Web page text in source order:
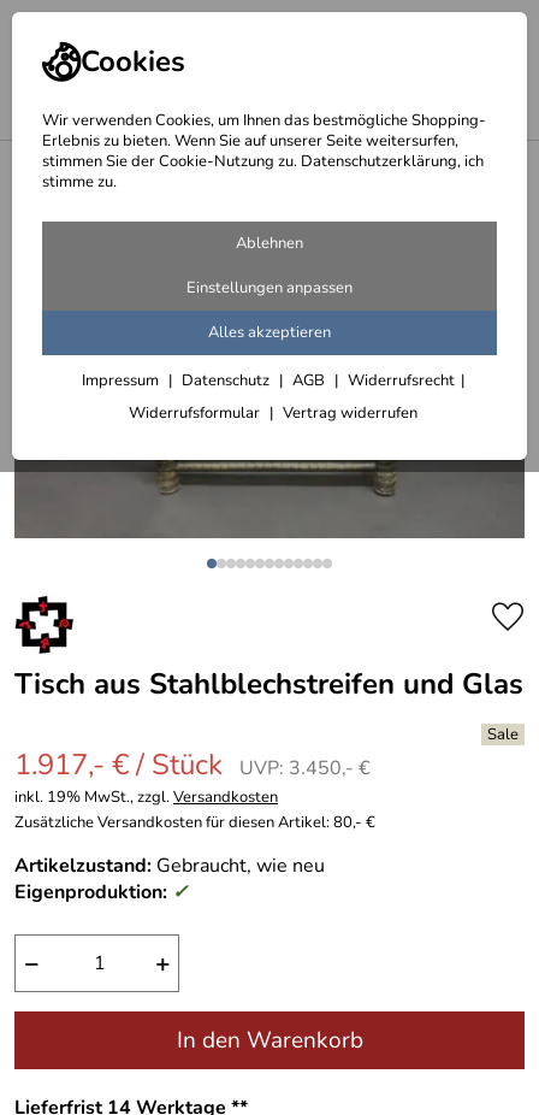
Cookies
Wir verwenden Cookies, um Ihnen das bestmögliche Shopping-
Erlebnis zu bieten. Wenn Sie auf unserer Seite weitersurfen,
stimmen Sie der Cookie-Nutzung zu. Datenschutzerklärung, ich
stimme zu.
Ablehnen
Einstellungen anpassen
Alles akzeptieren
Impressum Datenschutz AGB
Widerrufsrecht
Widerrufsformular
Vertrag widerrufen
Möbel - Top Deal
Tisch aus Stahlblechstreifen und Glas
1.917,- € / Stück UVP: 3.450,- €
inkl. 19% MwSt., zzgl.Versandkosten
Zusätzliche Versandkosten für diesen Artikel: 80,- €
Artikelzustand: Gebraucht, wie neu
Eigenproduktion: ✓
− +
In den Warenkorb
Lieferfrist 14 Werktage **